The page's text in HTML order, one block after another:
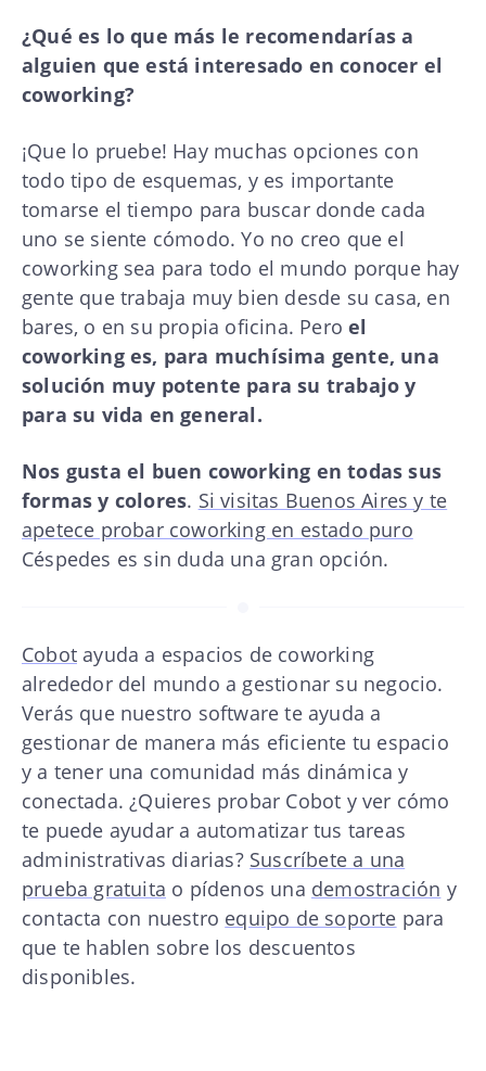
¿Qué es lo que más le recomendarías a
alguien que está interesado en conocer el
coworking?
¡Que lo pruebe! Hay muchas opciones con
todo tipo de esquemas, y es importante
tomarse el tiempo para buscar donde cada
uno se siente cómodo. Yo no creo que el
coworking sea para todo el mundo porque hay
gente que trabaja muy bien desde su casa, en
bares, o en su propia oficina. Peroel
coworking es, para muchísima gente, una
solución muy potente para su trabajo y
para su vida en general.
Nos gusta el buen coworking en todas sus
formas y colores. Si visitas Buenos Aires y te
apetece probar coworking en estado puro
Céspedes es sin duda una gran opción.
Cobot ayuda a espacios de coworking
alrededor del mundo a gestionar su negocio.
Verás que nuestro software te ayuda a
gestionar de manera más eficiente tu espacio
y a tener una comunidad más dinámica y
conectada. ¿Quieres probar Cobot y ver cómo
te puede ayudar a automatizar tus tareas
administrativas diarias? Suscríbete a una
prueba gratuita o pídenos una demostración y
contacta con nuestro equipo de soporte para
que te hablen sobre los descuentos
disponibles.